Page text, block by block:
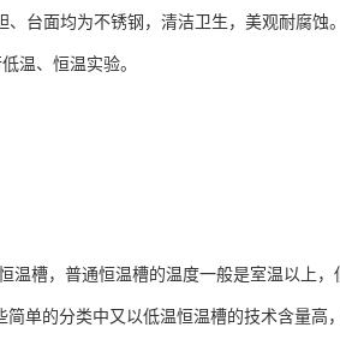
台面均为不锈钢，清洁卫生，美观耐腐蚀。
温、恒温实验。
温槽，普通恒温槽的温度一般是室温以上
单的分类中又以低温恒温槽的技术含量高